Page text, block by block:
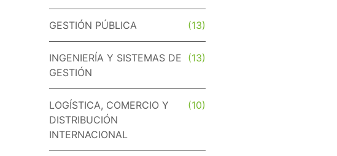
GESTIÓN PÚBLICA (13)
INGENIERÍA Y SISTEMAS DE
GESTIÓN
(13)
LOGÍSTICA, COMERCIO Y
DISTRIBUCIÓN
INTERNACIONAL
(10)